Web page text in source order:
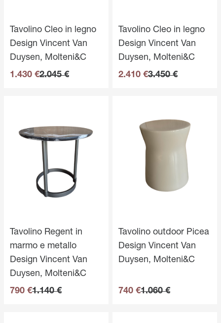
Tavolino Cleo in legno
Design Vincent Van
Duysen, Molteni&C
1.430 €2.045 €
Tavolino Cleo in legno
Design Vincent Van
Duysen, Molteni&C
2.410 €3.450 €
Tavolino Regent in
marmo e metallo
Design Vincent Van
Duysen, Molteni&C
790 €1.140 €
Tavolino outdoor Picea
Design Vincent Van
Duysen, Molteni&C
740 €1.060 €